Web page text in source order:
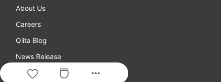
more_horiz
About Us
Careers
Qiita Blog
News Release